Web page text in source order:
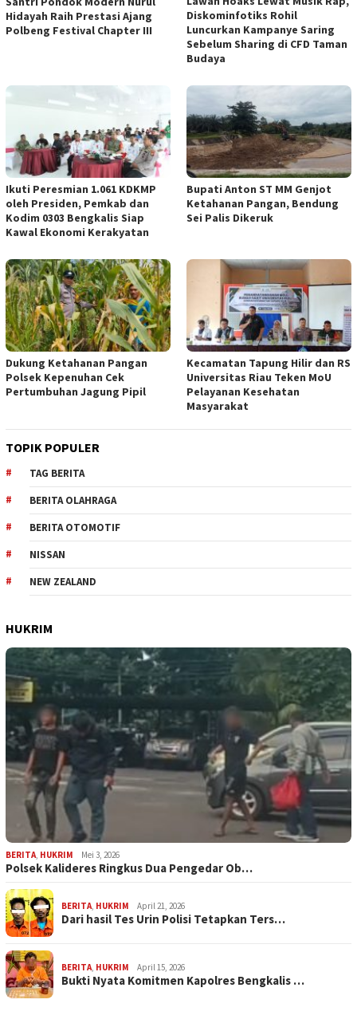
Hidayah Raih Prestasi Ajang
Polbeng Festival Chapter III
Diskominfotiks Rohil
Luncurkan Kampanye Saring
Sebelum Sharing di CFD Taman
Budaya
Ikuti Peresmian 1.061 KDKMP
oleh Presiden, Pemkab dan
Kodim 0303 Bengkalis Siap
Kawal Ekonomi Kerakyatan
Bupati Anton ST MM Genjot
Ketahanan Pangan, Bendung
Sei Palis Dikeruk
Dukung Ketahanan Pangan
Polsek Kepenuhan Cek
Pertumbuhan Jagung Pipil
Kecamatan Tapung Hilir dan RS
Universitas Riau Teken MoU
Pelayanan Kesehatan
Masyarakat
TOPIK POPULER
TAG BERITA
BERITA OLAHRAGA
BERITA OTOMOTIF
NISSAN
NEW ZEALAND
HUKRIM
BERITA, HUKRIM Mei 3, 2026
Polsek Kalideres Ringkus Dua Pengedar Ob…
BERITA, HUKRIM April 21, 2026
Dari hasil Tes Urin Polisi Tetapkan Ters…
BERITA, HUKRIM April 15, 2026
Bukti Nyata Komitmen Kapolres Bengkalis …